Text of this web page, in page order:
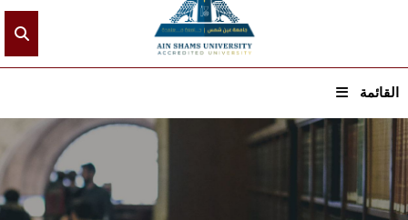
القائمة
الرئيسيـة
عن الجامعة